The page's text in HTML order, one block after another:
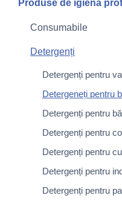
Produse de igienă
Consumabile
Detergenți
Detergenți pentru
Detergeneți pentru
Detergenți pentru
Detergenți pentru
Detergenți pentru
Detergenți pentru
Detergenți pentru